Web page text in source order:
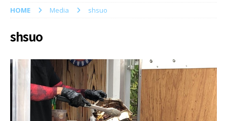
HOME Media shsuo
shsuo